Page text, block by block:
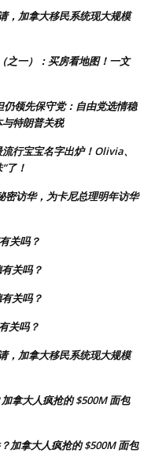
，加拿大移民系统现大规模
之一）：买房看地图！一文
仍领先保守党：自由党选情稳
特朗普关税
行宝宝名字出炉！Olivia、
了！
密访华，为卡尼总理明年访华
关吗？
关吗？
关吗？
关吗？
，加拿大移民系统现大规模
拿大人疯抢的 $500M 面包
加拿大人疯抢的 $500M 面包